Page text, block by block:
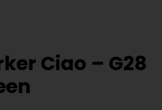
Ciao – G28